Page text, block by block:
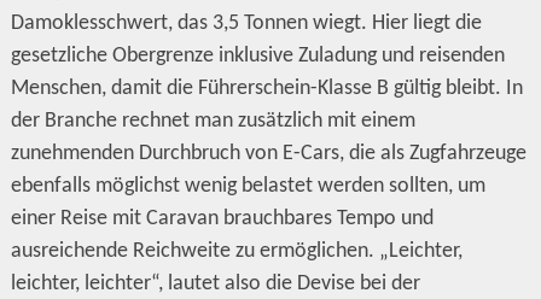
Damoklesschwert, das 3,5 Tonnen wiegt. Hier liegt die
gesetzliche Obergrenze inklusive Zuladung und reisenden
Menschen, damit die Führerschein-Klasse B gültig bleibt. In
der Branche rechnet man zusätzlich mit einem
zunehmenden Durchbruch von E-Cars, die als Zugfahrzeuge
ebenfalls möglichst wenig belastet werden sollten, um
einer Reise mit Caravan brauchbares Tempo und
ausreichende Reichweite zu ermöglichen. „Leichter,
leichter, leichter“, lautet also die Devise bei der